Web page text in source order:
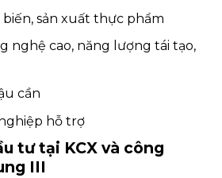
sản xuất thực phẩm
nghệ cao, năng lượng tái tạo,
cần
hỗ trợ
tư tại KCX và công
III